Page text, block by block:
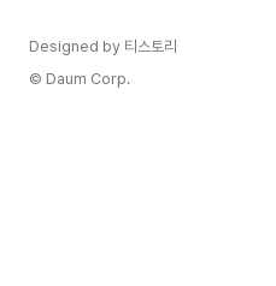
Designed by 티스토리
© Daum Corp.